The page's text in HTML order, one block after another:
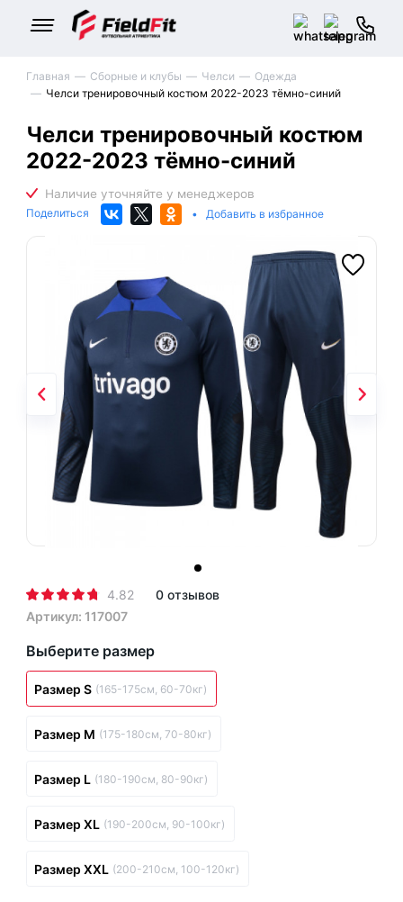
Главная Сборные и клубы Челси
Одежда
Челси тренировочный костюм 2022-2023 тёмно-синий
Челси тренировочный костюм
2022-2023 тёмно-синий
Поделиться • Добавить в избранное
4.82
0 отзывов
Артикул: 117007
Выберите размер
Размер S (165-175см, 60-70кг)
Размер M (175-180см, 70-80кг)
Размер L (180-190см, 80-90кг)
Размер XL (190-200см, 90-100кг)
Размер XXL (200-210см, 100-120кг)